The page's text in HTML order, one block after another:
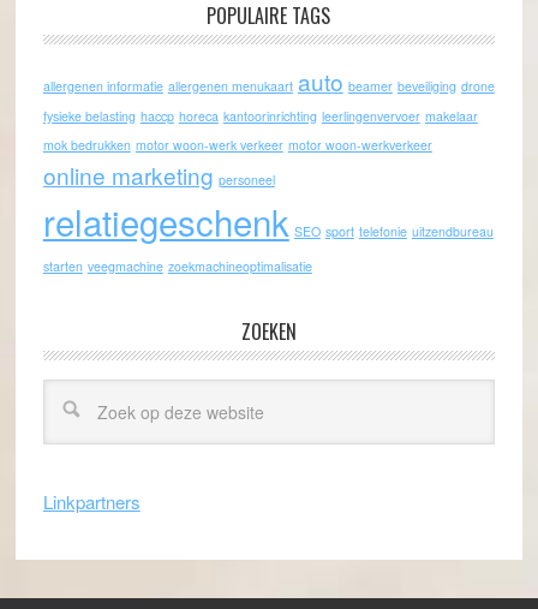
POPULAIRE TAGS
allergenen informatie allergenen menukaart auto beamer beveiliging drone
fysieke belasting haccp horeca kantoorinrichting leerlingenvervoer makelaar
mok bedrukken motor woon-werk verkeer motor woon-werkverkeer
online marketing personeel
relatiegeschenk SEO sport telefonie uitzendbureau
starten veegmachine zoekmachineoptimalisatie
ZOEKEN
Linkpartners